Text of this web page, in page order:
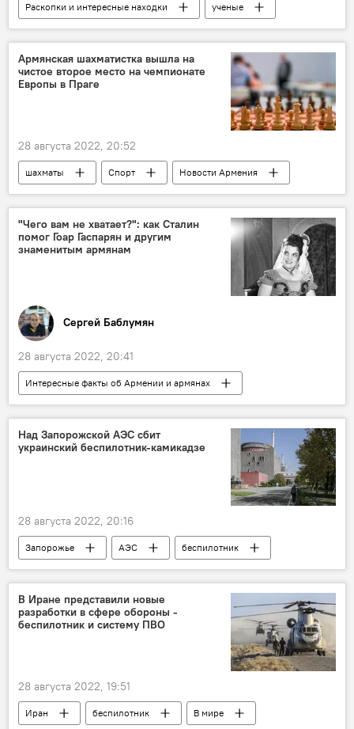
Раскопки и интересные находки
ученые
человек
животные исследование
Армянская шахматистка вышла на
чистое второе место на чемпионате
Европы в Праге
28 августа 2022, 20:52
шахматы Спорт
Новости Армения
Чемпионат Европы
"Чего вам не хватает?": как Сталин
помог Гоар Гаспарян и другим
знаменитым армянам
Сергей Баблумян
28 августа 2022, 20:41
Интересные факты об Армении и армянах
Колумнисты
Общество
Гоар Гаспарян
Сталин армяне
Над Запорожской АЭС сбит
украинский беспилотник-камикадзе
28 августа 2022, 20:16
Запорожье АЭС
беспилотник
В мире
В Иране представили новые
разработки в сфере обороны -
беспилотник и систему ПВО
28 августа 2022, 19:51
Иран беспилотник
В мире